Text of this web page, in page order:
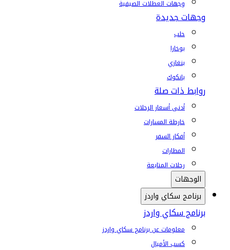
وجهات العطلات الصيفية
وجهات جديدة
حلب
بوخارا
بنغازي
بانكوك
روابط ذات صلة
أدنى أسعار الرحلات
خارطة المسارات
أفكار السفر
المطارات
رحلات المتابعة
الوجهات
برنامج سكاي واردز
برنامج سكاي واردز
معلومات عن برنامج سكاي واردز
كسب الأميال